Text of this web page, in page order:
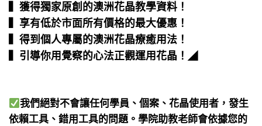
▍獲得獨家原創的澳洲花晶教學資料！
▍享有低於市面所有價格的最大優惠！
▍得到個人專屬的澳洲花晶療癒用法！
▍引導你用覺察的心法正觀運用花晶！ ◢
我們絕對不會讓任何學員、個案、花晶使用者，發生
依賴工具、錯用工具的問題。學院助教老師會依據您的